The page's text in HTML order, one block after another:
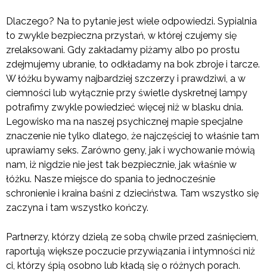
Dlaczego? Na to pytanie jest wiele odpowiedzi. Sypialnia
to zwykle bezpieczna przystań, w której czujemy się
zrelaksowani. Gdy zakładamy piżamy albo po prostu
zdejmujemy ubranie, to odkładamy na bok zbroje i tarcze.
W łóżku bywamy najbardziej szczerzy i prawdziwi, a w
ciemności lub wyłącznie przy świetle dyskretnej lampy
potrafimy zwykle powiedzieć więcej niż w blasku dnia.
Legowisko ma na naszej psychicznej mapie specjalne
znaczenie nie tylko dlatego, że najczęściej to właśnie tam
uprawiamy seks. Zarówno geny, jak i wychowanie mówią
nam, iż nigdzie nie jest tak bezpiecznie, jak właśnie w
łóżku. Nasze miejsce do spania to jednocześnie
schronienie i kraina baśni z dzieciństwa. Tam wszystko się
zaczyna i tam wszystko kończy.
Partnerzy, którzy dzielą ze sobą chwile przed zaśnięciem,
raportują większe poczucie przywiązania i intymności niż
ci, którzy śpią osobno lub kładą się o różnych porach.